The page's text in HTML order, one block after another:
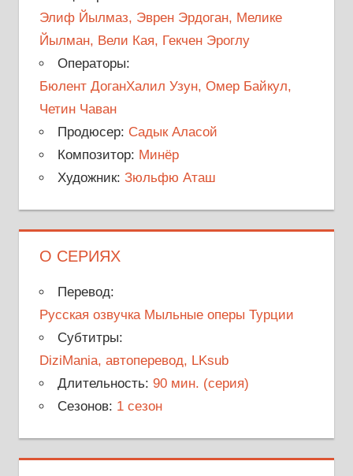
Элиф Йылмаз, Эврен Эрдоган, Мелике
Йылман, Вели Кая, Гекчен Эроглу
Операторы:
Бюлент ДоганХалил Узун, Омер Байкул,
Четин Чаван
Продюсер: Садык Аласой
Композитор: Минёр
Художник: Зюльфю Аташ
О СЕРИЯХ
Перевод:
Русская озвучка Мыльные оперы Турции
Субтитры:
DiziMania, автоперевод, LKsub
Длительность: 90 мин. (серия)
Сезонов: 1 сезон